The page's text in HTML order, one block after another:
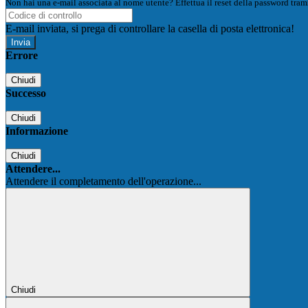
Non hai una e-mail associata al nome utente? Effettua il reset della password
E-mail inviata, si prega di controllare la casella di posta elettronica!
Errore
Chiudi
Successo
Chiudi
Informazione
Chiudi
Attendere...
Attendere il completamento dell'operazione...
Chiudi